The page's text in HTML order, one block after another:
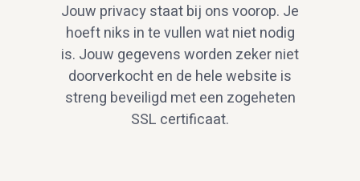
Jouw privacy staat bij ons voorop. Je
hoeft niks in te vullen wat niet nodig
is. Jouw gegevens worden zeker niet
doorverkocht en de hele website is
streng beveiligd met een zogeheten
SSL certificaat.